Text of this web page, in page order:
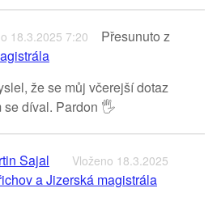
18.3.2025 7:20
Přesunuto z
že se můj včerejší dotaz
se díval. Pardon 🖐️
Sajal
Vloženo 18.3.2025
a Jizerská magistrála